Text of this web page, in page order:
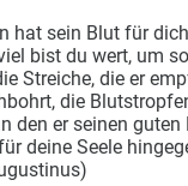
hat sein Blut für
bist du wert, um
Streiche, die er
die
den er seinen
deine Seele